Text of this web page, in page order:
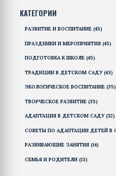
КАТЕГОРИИ
РАЗВИТИЕ И ВОСПИТАНИЕ (45)
ПРАЗДНИКИ И МЕРОПРИЯТИЯ (45)
ПОДГОТОВКА К ШКОЛЕ (45)
ТРАДИЦИИ В ДЕТСКОМ САДУ(43)
ЭКОЛОГИЧЕСКОЕ ВОСПИТАНИЕ (35)
ТВОРЧЕСКОЕ РАЗВИТИЕ (35)
АДАПТАЦИЯ В ДЕТСКОМ САДУ(32)
СОВЕТЫ ПО АДАПТАЦИИ ДЕТЕЙ В
РАЗВИВАЮЩИЕ ЗАНЯТИЯ (14)
СЕМЬЯ И РОДИТЕЛИ (13)